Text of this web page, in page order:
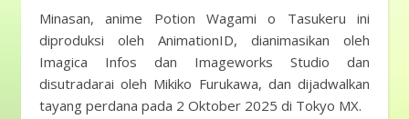
Minasan, anime Potion Wagami o Tasukeru ini
diproduksi oleh AnimationID, dianimasikan oleh
Imagica Infos dan Imageworks Studio dan
disutradarai oleh Mikiko Furukawa, dan dijadwalkan
tayang perdana pada 2 Oktober 2025 di Tokyo MX.